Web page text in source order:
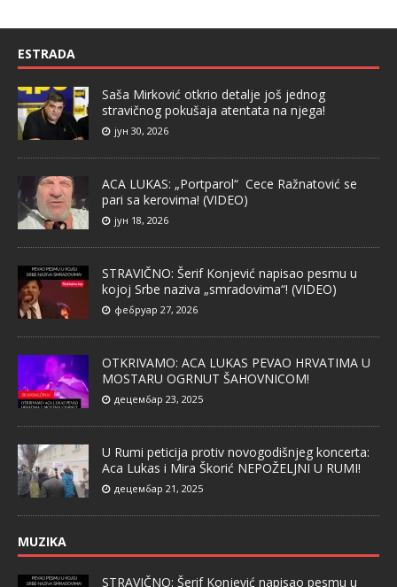
ESTRADA
Saša Mirković otkrio detalje još jednog
stravičnog pokušaja atentata na njega!
јун 30, 2026
ACA LUKAS: „Portparol“ Cece Ražnatović se
pari sa kerovima! (VIDEO)
јун 18, 2026
STRAVIČNO: Šerif Konjević napisao pesmu u
kojoj Srbe naziva „smradovima“! (VIDEO)
фебруар 27, 2026
OTKRIVAMO: ACA LUKAS PEVAO HRVATIMA U
MOSTARU OGRNUT ŠAHOVNICOM!
децембар 23, 2025
U Rumi peticija protiv novogodišnjeg koncerta:
Aca Lukas i Mira Škorić NEPOŽELJNI U RUMI!
децембар 21, 2025
MUZIKA
STRAVIČNO: Šerif Konjević napisao pesmu u